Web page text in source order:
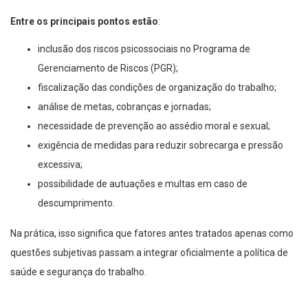
Entre os principais pontos estão:
inclusão dos riscos psicossociais no Programa de
Gerenciamento de Riscos (PGR);
fiscalização das condições de organização do trabalho;
análise de metas, cobranças e jornadas;
necessidade de prevenção ao assédio moral e sexual;
exigência de medidas para reduzir sobrecarga e pressão
excessiva;
possibilidade de autuações e multas em caso de
descumprimento.
Na prática, isso significa que fatores antes tratados apenas como
questões subjetivas passam a integrar oficialmente a política de
saúde e segurança do trabalho.